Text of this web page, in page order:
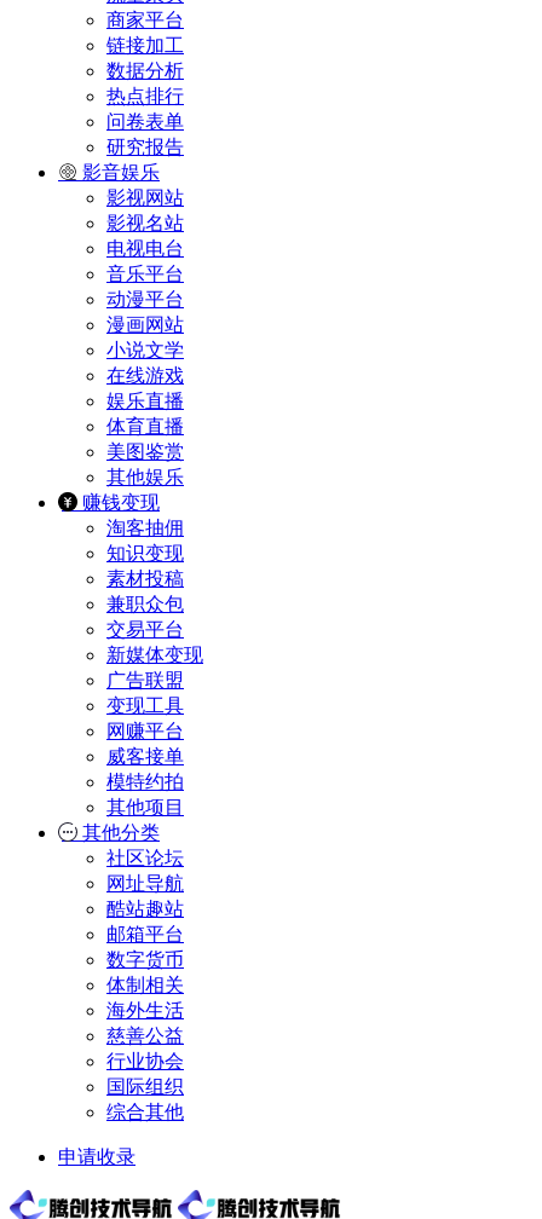
商家平台
链接加工
数据分析
热点排行
问卷表单
研究报告
影音娱乐
影视网站
影视名站
电视电台
音乐平台
动漫平台
漫画网站
小说文学
在线游戏
娱乐直播
体育直播
美图鉴赏
其他娱乐
赚钱变现
淘客抽佣
知识变现
素材投稿
兼职众包
交易平台
新媒体变现
广告联盟
变现工具
网赚平台
威客接单
模特约拍
其他项目
其他分类
社区论坛
网址导航
酷站趣站
邮箱平台
数字货币
体制相关
海外生活
慈善公益
行业协会
国际组织
综合其他
申请收录